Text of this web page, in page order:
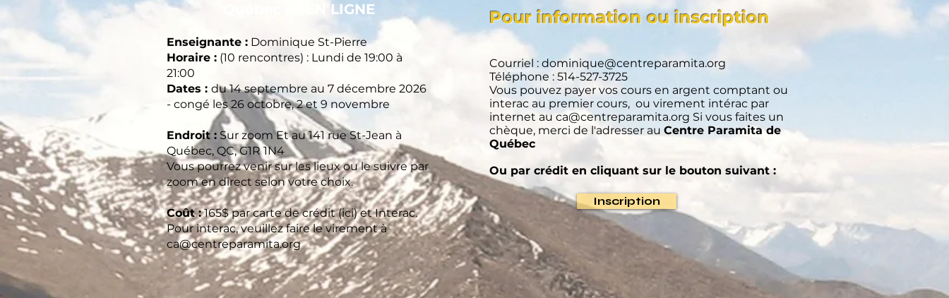
Québec et EN LIGNE
Enseignante : Dominique St-Pierre
Horaire : (10 rencontres) : Lundi de 19:00 à
21:00
Dates : du 14 septembre au 7 décembre 2026
- congé les 26 octobre, 2 et 9 novembre
Endroit : Sur zoom Et au 141 rue St-Jean à
Québec, QC, G1R 1N4
Vous pourrez venir sur les lieux ou le suivre par
zoom en direct selon votre choix.
Coût :165$ par carte de crédit (ici) et Interac.
Pour interac, veuillez faire le virement à
ca@centreparamita.org
Pour information ou inscription
Courriel : dominique@centreparamita.org
Téléphone : 514-527-3725
Vous pouvez payer vos cours en argent comptant ou
interac au premier cours, ou virement intérac par
internet au ca@centreparamita.org Si vous faites un
chèque, merci de l'adresser au Centre Paramita de
Québec
Ou par crédit en cliquant sur le bouton suivant :
Inscription